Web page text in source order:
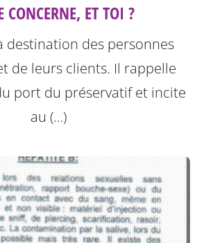
CONCERNE, ET TOI ?
destination des personnes
de leurs clients. Il rappelle
port du préservatif et incite
au (…)